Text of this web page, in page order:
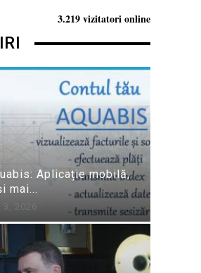
3.219 vizitatori online
Aplicație mobilă,
mai...
2026